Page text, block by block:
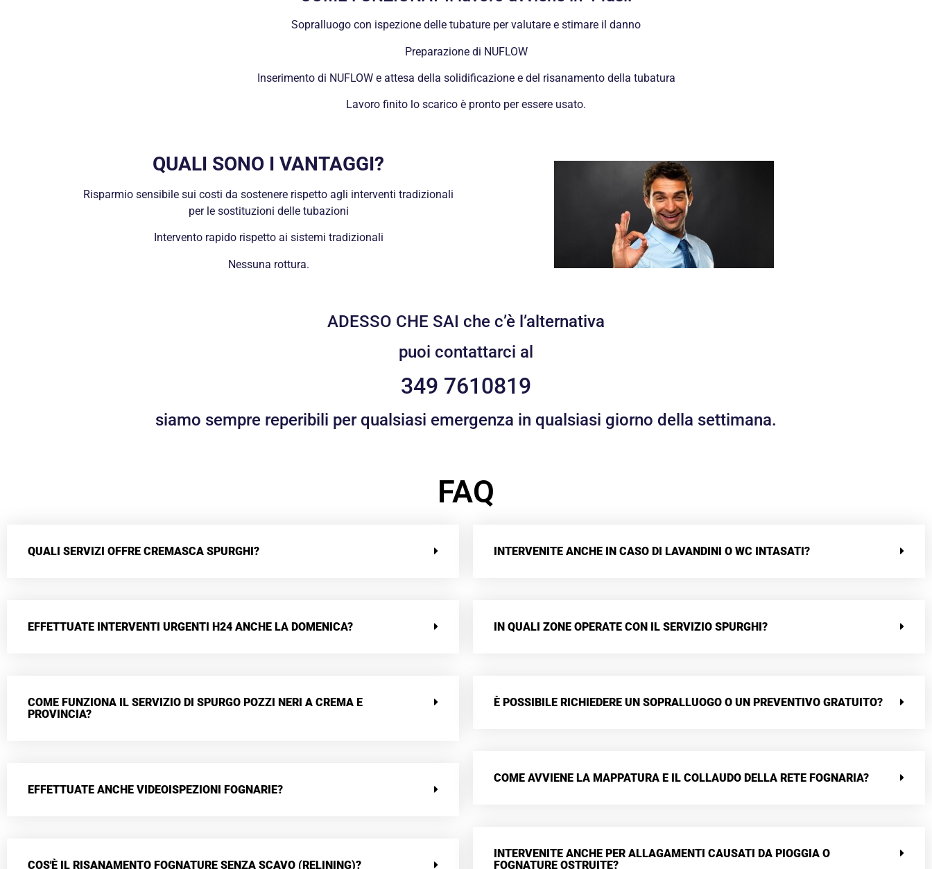
Sopralluogo con ispezione delle tubature per valutare e stimare il danno
Preparazione di NUFLOW
Inserimento di NUFLOW e attesa della solidificazione e del risanamento della tubatura
Lavoro finito lo scarico è pronto per essere usato.
QUALI SONO I VANTAGGI?
Risparmio sensibile sui costi da sostenere rispetto agli interventi tradizionali
per le sostituzioni delle tubazioni
Intervento rapido rispetto ai sistemi tradizionali
Nessuna rottura.
ADESSO CHE SAI che c’è l’alternativa
puoi contattarci al
349 7610819
siamo sempre reperibili per qualsiasi emergenza in qualsiasi giorno della settimana.
FAQ
QUALI SERVIZI OFFRE CREMASCA SPURGHI?
EFFETTUATE INTERVENTI URGENTI H24 ANCHE LA DOMENICA?
COME FUNZIONA IL SERVIZIO DI SPURGO POZZI NERI A CREMA E
PROVINCIA?
EFFETTUATE ANCHE VIDEOISPEZIONI FOGNARIE?
COS'È IL RISANAMENTO FOGNATURE SENZA SCAVO (RELINING)?
INTERVENITE ANCHE IN CASO DI LAVANDINI O WC INTASATI?
IN QUALI ZONE OPERATE CON IL SERVIZIO SPURGHI?
È POSSIBILE RICHIEDERE UN SOPRALLUOGO O UN PREVENTIVO GRATUITO?
COME AVVIENE LA MAPPATURA E IL COLLAUDO DELLA RETE FOGNARIA?
INTERVENITE ANCHE PER ALLAGAMENTI CAUSATI DA PIOGGIA O
FOGNATURE OSTRUITE?